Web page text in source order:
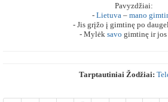
Pavyzdžiai:
- Lietuva – mano
- Jis grįžo į gimtinę po
- Mylėk savo gimtinę ir jos
Tarptautiniai Žodžiai: